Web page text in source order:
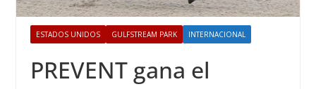
ESTADOS UNIDOS GULFSTREAM PARK INTERNACIONAL
PREVENT gana el